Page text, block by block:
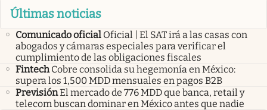
Últimas noticias
Comunicado oficial Oficial | El SAT irá a las casas con
abogados y cámaras especiales para verificar el
cumplimiento de las obligaciones fiscales
Fintech Cobre consolida su hegemonía en México:
supera los 1,500 MDD mensuales en pagos B2B
PrevisiónEl mercado de 776 MDD que banca, retail y
telecom buscan dominar en México antes que nadie